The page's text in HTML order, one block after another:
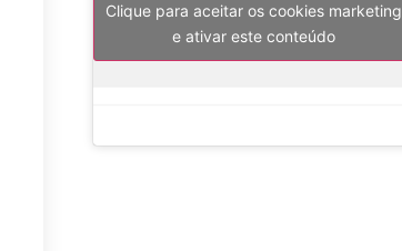
Clique para aceitar os cookies marketing
e ativar este conteúdo